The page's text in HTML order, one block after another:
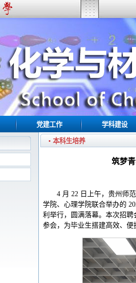
党建工作 学科建设
本科生培养
筑梦
4 月 22 日上午，贵州师
学院、心理学院联合举办的
利举行，圆满落幕。本次招
参会，为毕业生搭建高效、